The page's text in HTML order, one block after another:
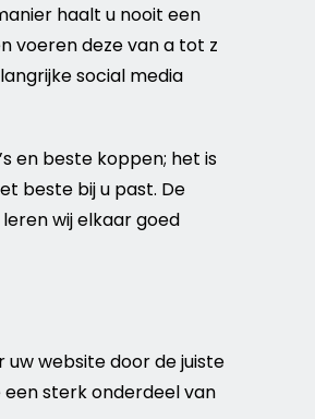
haalt u nooit een
voeren deze van a tot z
social media
en beste koppen; het is
beste bij u past. De
wij elkaar goed
uwwebsitedoor de juiste
een sterk onderdeel van